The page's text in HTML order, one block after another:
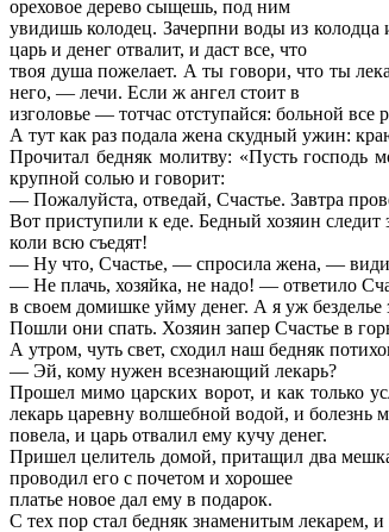
ореховое дерево сыщешь, под ним
увидишь колодец. Зачерпни воды из колодца
царь и денег отвалит, и даст все, что
твоя душа пожелает. А ты говори, что ты
него, — лечи. Если ж ангел стоит в
изголовье — тотчас отступайся: больной
А тут как раз подала жена скудный ужин:
Прочитал бедняк молитву: «Пусть господь
крупной солью и говорит:
— Пожалуйста, отведай, Счастье. Завтра
Вот приступили к еде. Бедный хозяин следит
коли всю съедят!
— Ну что, Счастье, — спросила жена, —
— Не плачь, хозяйка, не надо! — ответило
в своем домишке уйму денег. А я уж
Пошли они спать. Хозяин запер Счастье в
А утром, чуть свет, сходил наш бедняк
— Эй, кому нужен всезнающий лекарь?
Прошел мимо царских ворот, и как только
лекарь царевну волшебной водой, и болезнь
повела, и царь отвалил ему кучу денег.
Пришел целитель домой, притащил два
проводил его с почетом и хорошее
платье новое дал ему в подарок.
С тех пор стал бедняк знаменитым лекарем, и